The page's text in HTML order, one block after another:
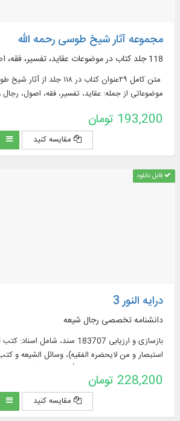
مجموعه آثار شیخ طوسی رحمه الله
118 جلد کتاب در موضوعات عقاید، تفسیر، فقه، اصول، رجال و ...
متن کامل ۲۹عنوان کتاب در ۱۱۸
موضوعاتی از جمله: عقاید، تفسیر، فقه، اصول،
193,200 تومان
مقایسه کنید
قابل دانلود
درایه النور 3
دانشنامه تخصصی رجال شیعه
بازسازی و ارزیابی 183707 سند،
استبصار و من لایحضره الفقیه)، وسائل الشیعه و
228,200 تومان
مقایسه کنید